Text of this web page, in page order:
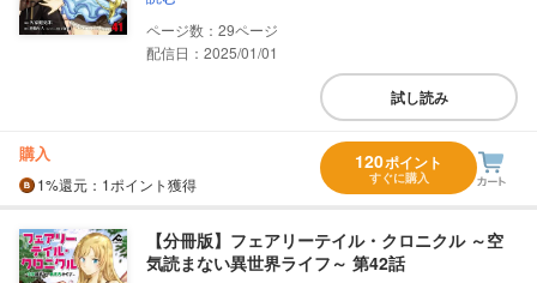
29
配信日：2025/01/01
試し読み
購入
1%還元 ：1ポイント獲得
120ポイント
すぐに購入
【分冊版】フェアリーテイル・クロニクル ～空
気読まない異世界ライフ～ 第42話